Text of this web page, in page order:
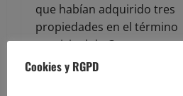
que habían adquirido tres
propiedades en el término
municipal de Castro
Urdiales, y a nombre de
Cookies y RGPD